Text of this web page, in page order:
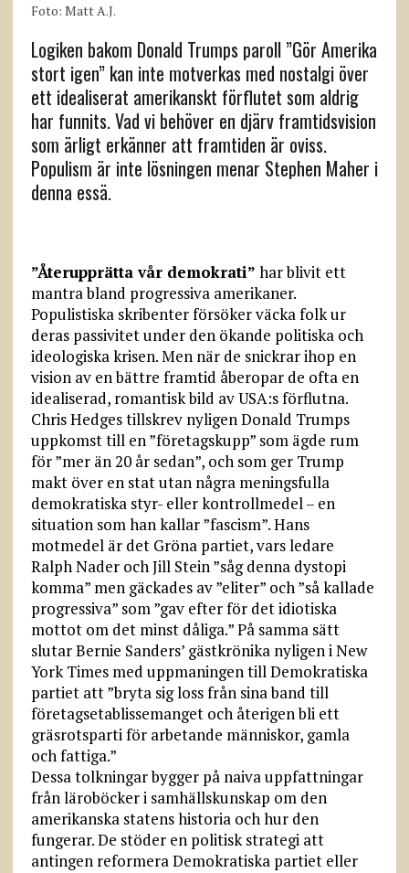
Foto: Matt A.J.
Logiken bakom Donald Trumps paroll ”Gör Amerika
stort igen” kan inte motverkas med nostalgi över
ett idealiserat amerikanskt förflutet som aldrig
har funnits. Vad vi behöver en djärv framtidsvision
som ärligt erkänner att framtiden är oviss.
Populism är inte lösningen menar Stephen Maher i
denna essä.
”Återupprätta vår demokrati” har blivit ett
mantra bland progressiva amerikaner.
Populistiska skribenter försöker väcka folk ur
deras passivitet under den ökande politiska och
ideologiska krisen. Men när de snickrar ihop en
vision av en bättre framtid åberopar de ofta en
idealiserad, romantisk bild av USA:s förflutna.
Chris Hedges tillskrev nyligen Donald Trumps
uppkomst till en ”företagskupp” som ägde rum
för ”mer än 20 år sedan”, och som ger Trump
makt över en stat utan några meningsfulla
demokratiska styr- eller kontrollmedel – en
situation som han kallar ”fascism”. Hans
motmedel är det Gröna partiet, vars ledare
Ralph Nader och Jill Stein ”såg denna dystopi
komma” men gäckades av ”eliter” och ”så kallade
progressiva” som ”gav efter för det idiotiska
mottot om det minst dåliga.” På samma sätt
slutar Bernie Sanders’ gästkrönika nyligen i New
York Times med uppmaningen till Demokratiska
partiet att ”bryta sig loss från sina band till
företagsetablissemanget och återigen bli ett
gräsrotsparti för arbetande människor, gamla
och fattiga.”
Dessa tolkningar bygger på naiva uppfattningar
från läroböcker i samhällskunskap om den
amerikanska statens historia och hur den
fungerar. De stöder en politisk strategi att
antingen reformera Demokratiska partiet eller